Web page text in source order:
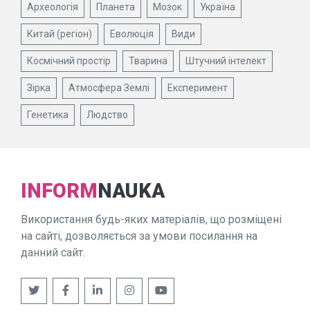
Археологія Планета Мозок Україна
Китай (регіон) Еволюція Види
Космічний простір Тварина Штучний інтелект
Зірка Атмосфера Землі Експеримент
Генетика Людство
INFORMNAUKA
Використання будь-яких матеріалів, що розміщені
на сайті, дозволяється за умови посилання на
данний сайт.